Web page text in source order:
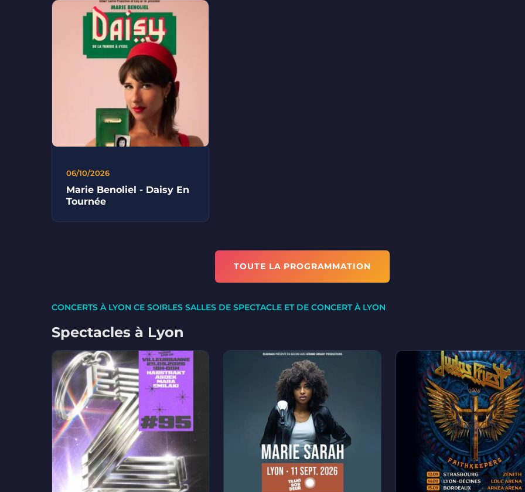
06/10/2026
Marie Benoliel - Daisy En
Tournée
TOUTE LA PROGRAMMATION
CONCERTS À LYON CE SOIRLES SALLES DE SPECTACLE ET DE CONCERT À LYON
Spectacles à Lyon